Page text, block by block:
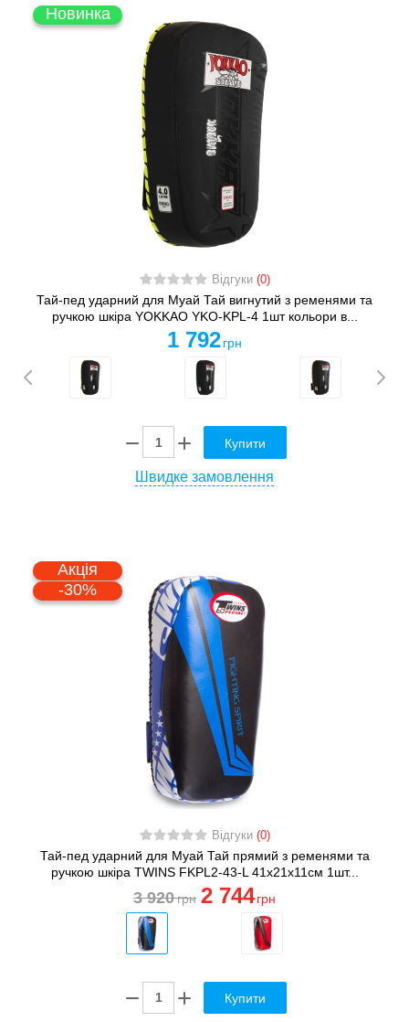
Новинка
Відгуки (0)
Тай-пед ударний для Муай Тай вигнутий з ременями та
ручкою шкіра YOKKAO YKO-KPL-4 1шт кольори в...
1 792 грн
Купити
Швидке замовлення
Акція
-30%
Відгуки (0)
Тай-пед ударний для Муай Тай прямий з ременями та
ручкою шкіра TWINS FKPL2-43-L 41х21х11см 1шт...
3 920грн 2 744 грн
Купити